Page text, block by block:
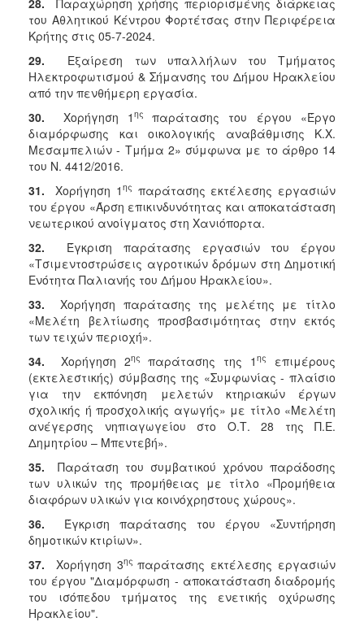
του Αθλητικού Κέντρου Φορτέτσας στην Περιφέρεια
Κρήτης στις 05-7-2024.
29. Εξαίρεση των υπαλλήλων του Τμήματος
Ηλεκτροφωτισμού & Σήμανσης του Δήμου Ηρακλείου
από την πενθήμερη εργασία.
30. Χορήγηση 1 ηςπαράτασης του έργου «Έργο
διαμόρφωσης και οικολογικής αναβάθμισης Κ.Χ.
Μεσαμπελιών - Τμήμα 2» σύμφωνα με το άρθρο 14
του Ν. 4412/2016.
31.Χορήγηση 1ης παράτασης εκτέλεσης εργασιών
του έργου «Άρση επικινδυνότητας και αποκατάσταση
νεωτερικού ανοίγματος στη Χανιόπορτα.
32. Έγκριση παράτασης εργασιών του έργου
«Τσιμεντοστρώσεις αγροτικών δρόμων στη Δημοτική
Ενότητα Παλιανής του Δήμου Ηρακλείου».
33.Χορήγηση παράτασης της μελέτης με τίτλο
«Μελέτη βελτίωσης προσβασιμότητας στην εκτός
των τειχών περιοχή».
34. Χορήγηση 2ης παράτασης της 1ης
επιμέρους
(εκτελεστικής) σύμβασης της «Συμφωνίας - πλαίσιο
για την εκπόνηση μελετών κτηριακών έργων
σχολικής ή προσχολικής αγωγής» με τίτλο «Μελέτη
ανέγερσης νηπιαγωγείου στο Ο.Τ. 28 της Π.Ε.
Δημητρίου – Μπεντεβή».
35. Παράταση του συμβατικού χρόνου παράδοσης
των υλικών της προμήθειας με τίτλο «Προμήθεια
διαφόρων υλικών για κοινόχρηστους χώρους».
36. Έγκριση παράτασης του έργου «Συντήρηση
δημοτικών κτιρίων».
37. Χορήγηση 3ηςπαράτασης εκτέλεσης εργασιών
του έργου "Διαμόρφωση - αποκατάσταση διαδρομής
του ισόπεδου τμήματος της ενετικής οχύρωσης
Ηρακλείου".